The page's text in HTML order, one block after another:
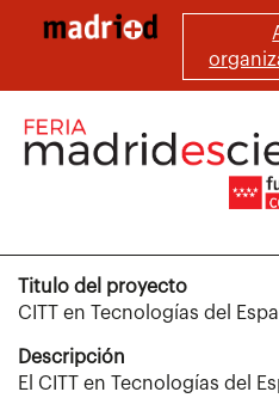
principal
Titulo del proyecto
CITT en Tecnologías del
Descripción
El CITT en Tecnologías del